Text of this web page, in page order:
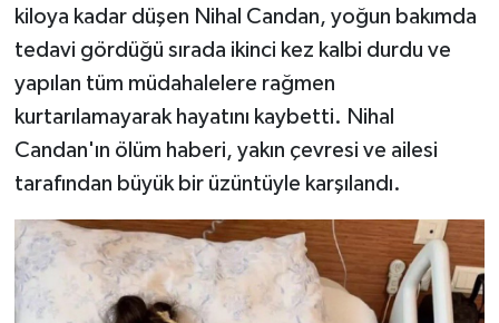
kiloya kadar düşen Nihal Candan, yoğun bakımda
tedavi gördüğü sırada ikinci kez kalbi durdu ve
yapılan tüm müdahalelere rağmen
kurtarılamayarak hayatını kaybetti. Nihal
Candan'ın ölüm haberi, yakın çevresi ve ailesi
tarafından büyük bir üzüntüyle karşılandı.